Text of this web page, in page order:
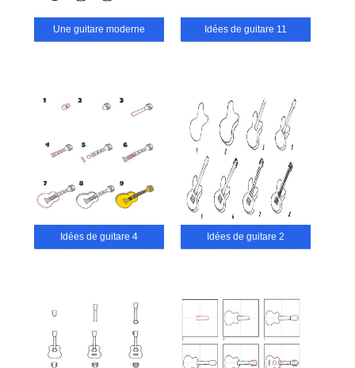
Une guitare moderne Idées de guitare 11
Idées de guitare 4 Idées de guitare 2